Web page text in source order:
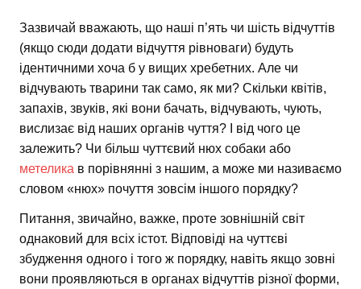
Зазвичай вважають, що наші п’ять чи шість відчуттів
(якщо сюди додати відчуття рівноваги) будуть
ідентичними хоча б у вищих хребетних. Але чи
відчувають тварини так само, як ми? Скільки квітів,
запахів, звуків, які вони бачать, відчувають, чують,
вислизає від наших органів чуття? І від чого це
залежить? Чи більш чуттєвий нюх собаки або
метелика в порівнянні з нашим, а може ми називаємо
словом «нюх» почуття зовсім іншого порядку?
Питання, звичайно, важке, проте зовнішній світ
однаковий для всіх істот. Відповіді на чуттєві
збудження одного і того ж порядку, навіть якщо зовні
вони проявляються в органах відчуттів різної форми,